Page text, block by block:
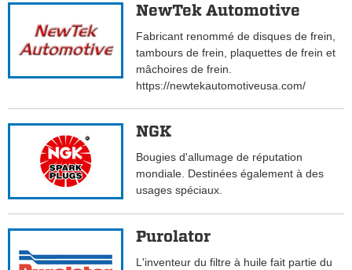
NewTek Automotive
Fabricant renommé de disques de frein,
tambours de frein, plaquettes de frein et
mâchoires de frein.
https://newtekautomotiveusa.com/
NGK
Bougies d'allumage de réputation
mondiale. Destinées également à des
usages spéciaux.
Purolator
L'inventeur du filtre à huile fait partie du